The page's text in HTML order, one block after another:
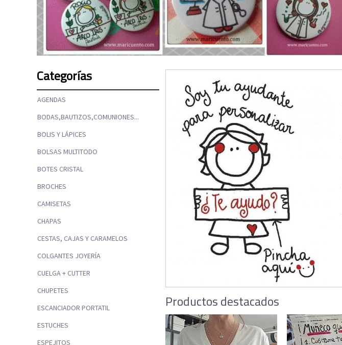
Categorías
AGENDAS
BODAS,BAUTIZOS,COMUNIONES...
BOLIS Y LÁPICES
BOLSAS MULTITODO
BOTES CRISTAL
BROCHES
CAMISETAS
CHAPAS
CESTAS, CAJAS Y CARAMELOS
COLGANTES JOYERÍA
CUELGA + CUTTER
CHUPETES
ESCANCIADOR PORTATIL
ESTUCHES
ESPEJITOS
Productos destacados